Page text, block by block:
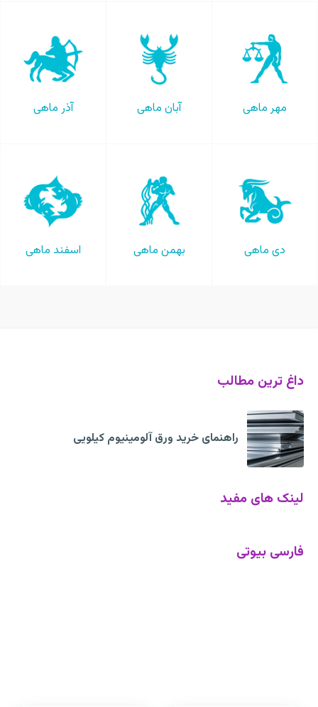
مهر ماهی آبان ماهی آذر ماهی
دی ماهی بهمن ماهی اسفند ماهی
داغ ترین مطالب
راهنمای خرید ورق آلومینیوم کیلویی
لینک های مفید
فارسی بیوتی